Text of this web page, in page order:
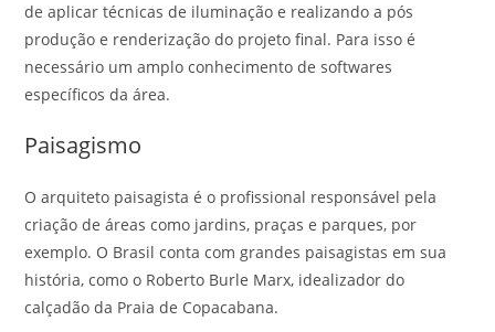
de aplicar técnicas de iluminação e realizando a pós
produção e renderização do projeto final. Para isso é
necessário um amplo conhecimento de softwares
específicos da área.
Paisagismo
O arquiteto paisagista é o profissional responsável pela
criação de áreas como jardins, praças e parques, por
exemplo. O Brasil conta com grandes paisagistas em sua
história, como o Roberto Burle Marx, idealizador do
calçadão da Praia de Copacabana.